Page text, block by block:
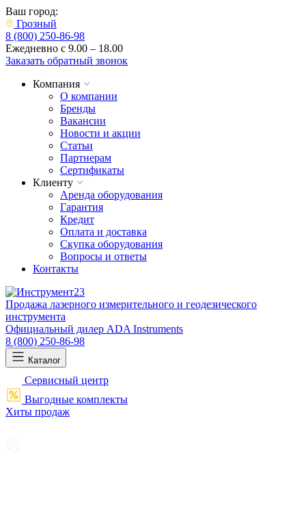
Ваш город:
Грозный
8 (800) 250-86-98
Ежедневно с 9.00 – 18.00
Заказать обратный звонок
Компания
О компании
Бренды
Вакансии
Новости и акции
Статьи
Партнерам
Сертификаты
Клиенту
Аренда оборудования
Гарантия
Кредит
Оплата и доставка
Скупка оборудования
Вопросы и ответы
Контакты
Продажа лазерного измерительного и геодезического
инструмента
Официальный дилер ADA Instruments
8 (800) 250-86-98
Каталог
Сервисный центр
Выгодные комплекты
Хиты продаж